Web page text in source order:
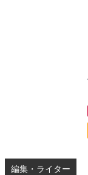
編集・ライター